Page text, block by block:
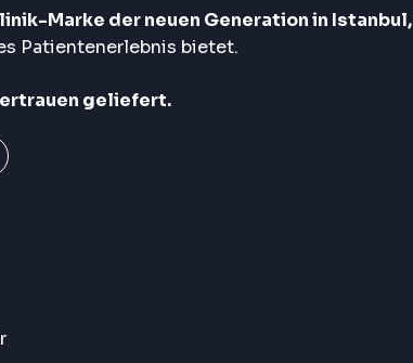
Marke der neuen Generation in Istanbul,
Patientenerlebnis bietet.
geliefert.